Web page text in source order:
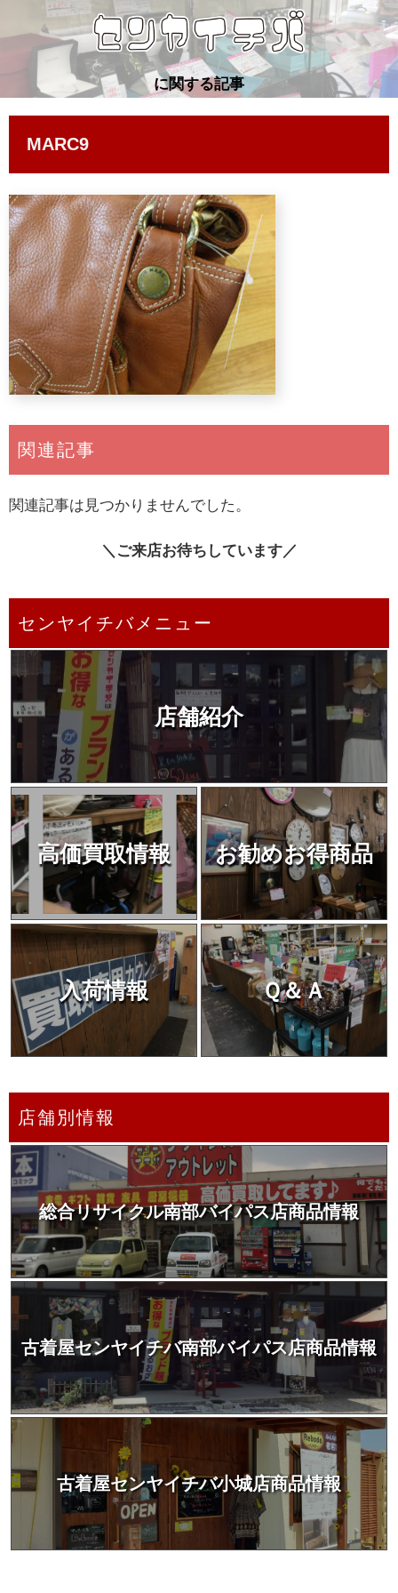
に関する記事
MARC9
関連記事
関連記事は見つかりませんでした。
＼ご来店お待ちしています／
センヤイチバメニュー
店舗紹介
高価買取情報 お勧めお得商品
入荷情報 Ｑ＆Ａ
店舗別情報
総合リサイクル南部バイパス店商品情報
古着屋センヤイチバ南部バイパス店商品情報
古着屋センヤイチバ小城店商品情報